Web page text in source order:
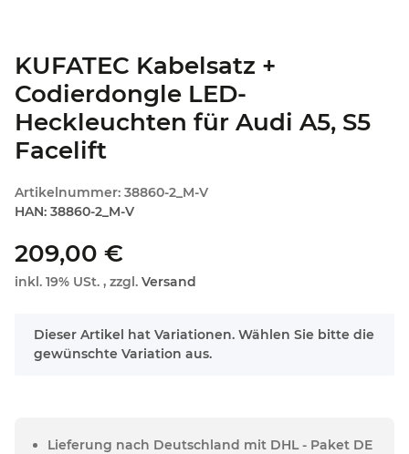
KUFATEC Kabelsatz +
Codierdongle LED-
Heckleuchten für Audi A5, S5
Facelift
Artikelnummer: 38860-2_M-V
HAN: 38860-2_M-V
209,00 €
inkl. 19% USt. , zzgl. Versand
x
Dieser Artikel hat Variationen. Wählen Sie bitte die
gewünschte Variation aus.
Lieferung nach Deutschland mit DHL - Paket DE